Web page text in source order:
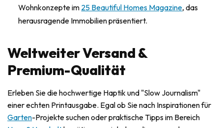
Wohnkonzepte im 25 Beautiful Homes Magazine, das
herausragende Immobilien präsentiert.
Weltweiter Versand &
Premium-Qualität
Erleben Sie die hochwertige Haptik und "Slow Journalism"
einer echten Printausgabe. Egal ob Sie nach Inspirationen für
Garten-Projekte suchen oder praktische Tipps im Bereich